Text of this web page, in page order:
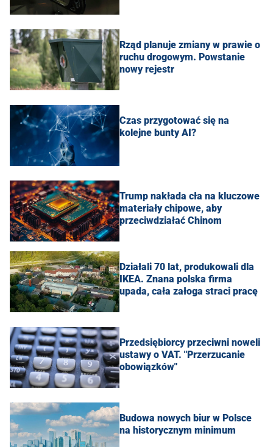
Rząd planuje zmiany w prawie o
ruchu drogowym. Powstanie
nowy rejestr
Czas przygotować się na
kolejne bunty AI?
Trump nakłada cła na kluczowe
materiały chipowe, aby
przeciwdziałać Chinom
Działali 70 lat, produkowali dla
IKEA. Znana polska firma
upada, cała załoga straci pracę
Przedsiębiorcy przeciwni noweli
ustawy o VAT. "Przerzucanie
obowiązków"
Budowa nowych biur w Polsce
na historycznym minimum